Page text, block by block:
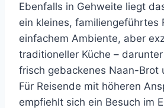
Ebenfalls in Gehweite liegt
ein kleines, familiengeführtes
einfachem Ambiente, aber
traditioneller Küche –
frisch gebackenes Naan-Brot
Für Reisende mit höheren
empfiehlt sich ein Besuch im